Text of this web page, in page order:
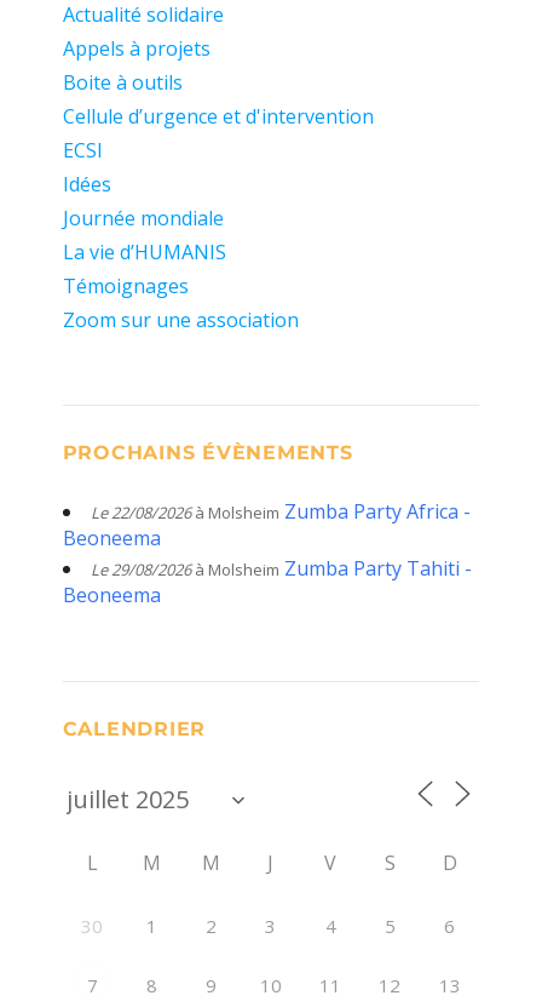
Actualité solidaire
Appels à projets
Boite à outils
Cellule d’urgence et d'intervention
ECSI
Idées
Journée mondiale
La vie d’HUMANIS
Témoignages
Zoom sur une association
PROCHAINS ÉVÈNEMENTS
Le 22/08/2026à Molsheim Zumba Party Africa -
Beoneema
Le 29/08/2026à Molsheim Zumba Party Tahiti -
Beoneema
CALENDRIER
L M M J V S D
30 1 2 3 4 5 6
7 8 9 10 11 12 13